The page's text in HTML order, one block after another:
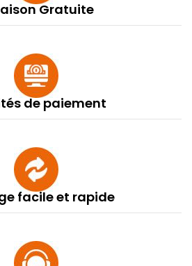
Gratuite
de paiement
facile et rapide